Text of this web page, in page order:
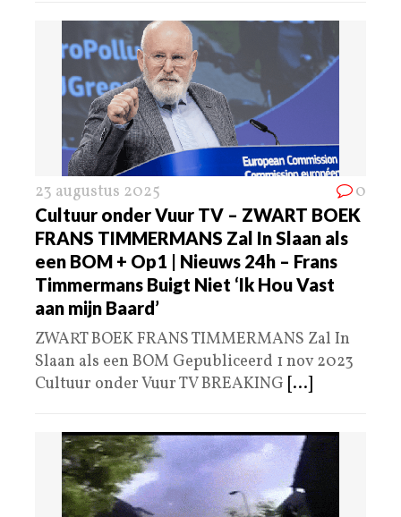
23 augustus 2025 0
Cultuur onder Vuur TV – ZWART BOEK
FRANS TIMMERMANS Zal In Slaan als
een BOM + Op1 | Nieuws 24h – Frans
Timmermans Buigt Niet ‘Ik Hou Vast
aan mijn Baard’
ZWART BOEK FRANS TIMMERMANS Zal In
Slaan als een BOM Gepubliceerd 1 nov 2023
Cultuur onder Vuur TV BREAKING [...]